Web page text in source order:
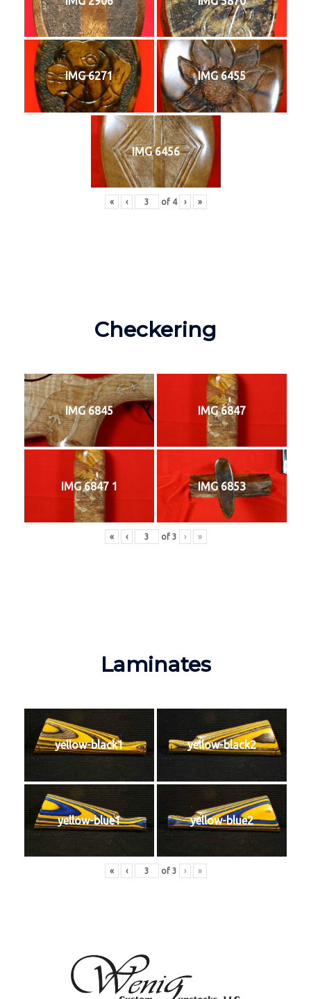
IMG 6271 IMG 6455
IMG 6456
« ‹ of 4 › »
Checkering
IMG 6845 IMG 6847
IMG 6847 1 IMG 6853
« ‹ of 3 › »
Laminates
yellow-black1 yellow-black2
yellow-blue1 yellow-blue2
« ‹ of 3 › »